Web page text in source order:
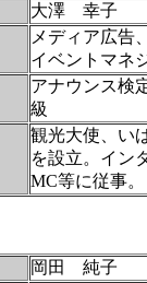
大澤 幸子
メディア広告
イベントマネ
アナウンス検
級
観光大使、い
を設立。イン
MC等に従事。
岡田 純子